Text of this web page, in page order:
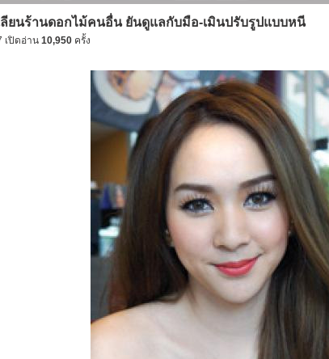
ลียนร้านดอกไม้คนอื่น ยันดูแลกับมือ-เมินปรับรูปแบบหนี
เปิดอ่าน 10,950 ครั้ง